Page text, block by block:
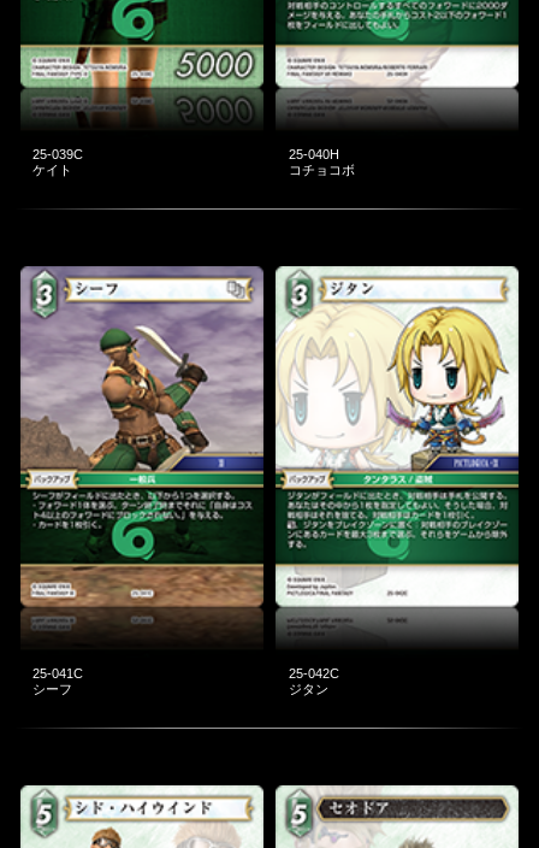
25-039C
ケイト
25-040H
コチョコボ
25-041C
シーフ
25-042C
ジタン